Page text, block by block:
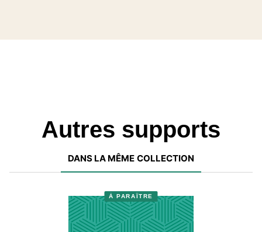
Autres supports
DANS LA MÊME COLLECTION
À PARAÎTRE